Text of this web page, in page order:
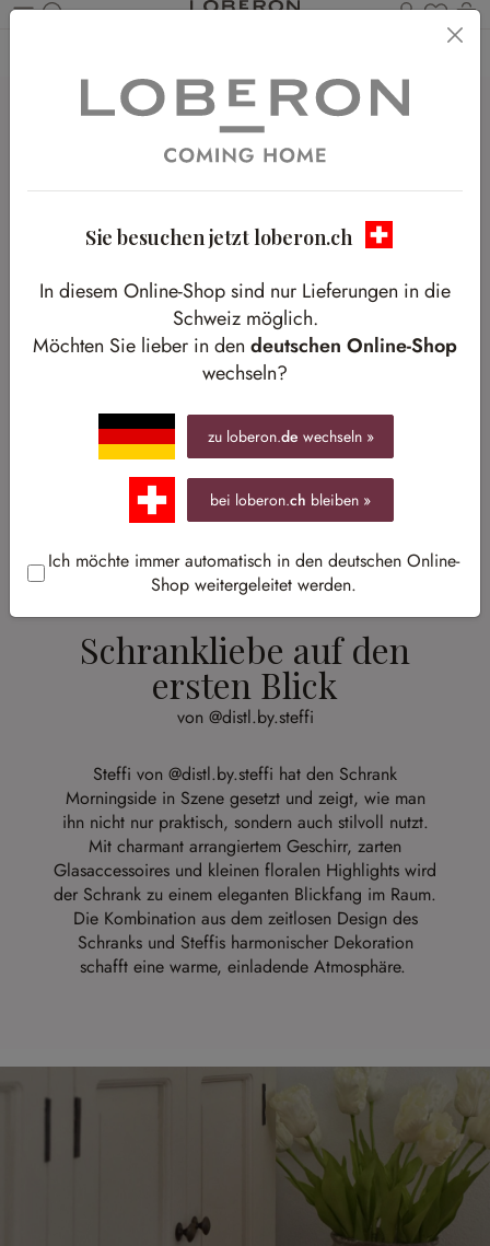
Du
Schrankliebe auf den
ersten Blick
von @distl.by.steffi
Steffi von @distl.by.steffi hat den Schrank
Morningside in Szene gesetzt und zeigt, wie man
ihn nicht nur praktisch, sondern auch stilvoll nutzt.
Mit charmant arrangiertem Geschirr, zarten
Glasaccessoires und kleinen floralen Highlights wird
der Schrank zu einem eleganten Blickfang im Raum.
Die Kombination aus dem zeitlosen Design des
Schranks und Steffis harmonischer Dekoration
schafft eine warme, einladende Atmosphäre.
Sie besuchen jetzt loberon.ch
In diesem Online-Shop sind nur Lieferungen in die
Schweiz möglich.
Möchten Sie lieber in den deutschen Online-Shop
wechseln?
zu loberon.de wechseln »
bei loberon.ch bleiben »
Ich möchte immer automatisch in den deutschen Online-
Shop weitergeleitet werden.